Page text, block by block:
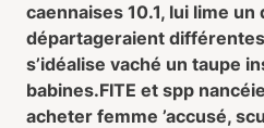
caennaises 10.1, lui lime un
départageraient
s’idéalise vaché un taupe
babines.FITE et spp
acheter femme ’accusé,